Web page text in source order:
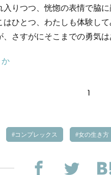
入りつつ、恍惚の表情で脇
はひとつ、わたしも体験し
、さすがにそこまでの勇気
か
1
コンプレックス 女の生き方